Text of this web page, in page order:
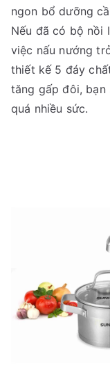
ngon bổ dưỡng
Nếu đã có bộ nồi
việc nấu nướng
thiết kế 5 đáy
tăng gấp đôi, bạn
quá nhiều sức.